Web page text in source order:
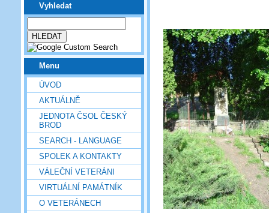
Vyhledat
Menu
ÚVOD
AKTUÁLNĚ
JEDNOTA ČSOL ČESKÝ
BROD
SEARCH - LANGUAGE
SPOLEK A KONTAKTY
VÁLEČNÍ VETERÁNI
VIRTUÁLNÍ PAMÁTNÍK
O VETERÁNECH